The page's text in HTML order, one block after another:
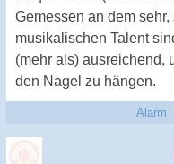
Gemessen an dem
musikalischen Talent
(mehr als) ausreichend,
den Nagel zu hängen.
Alarm